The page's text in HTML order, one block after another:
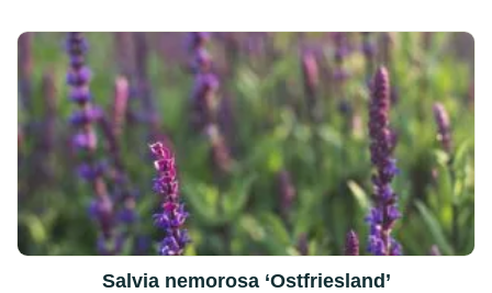
Salvia nemorosa ‘Ostfriesland’